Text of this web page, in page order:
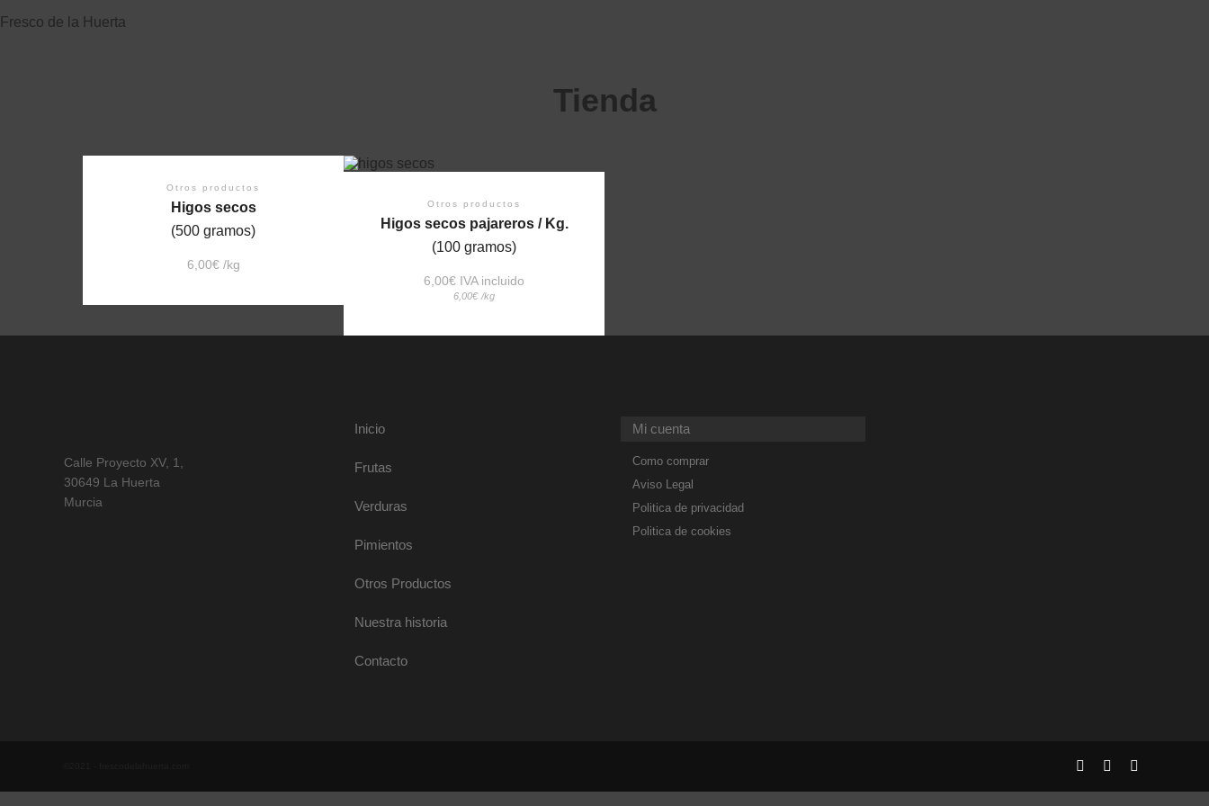
Fresco de la Huerta
Tienda
Otros productos
Higos secos
(500 gramos)
6,00€ /kg
Otros productos
Higos secos pajareros / Kg.
(100 gramos)
6,00€ IVA incluido
6,00€ /kg
Calle Proyecto XV, 1,
30649 La Huerta
Murcia
Inicio
Frutas
Verduras
Pimientos
Otros Productos
Nuestra historia
Contacto
Mi cuenta
Como comprar
Aviso Legal
Politica de privacidad
Politica de cookies